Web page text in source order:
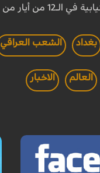
من العام نفسه.
بغداد الشعب العراقي
العالم الاخبار